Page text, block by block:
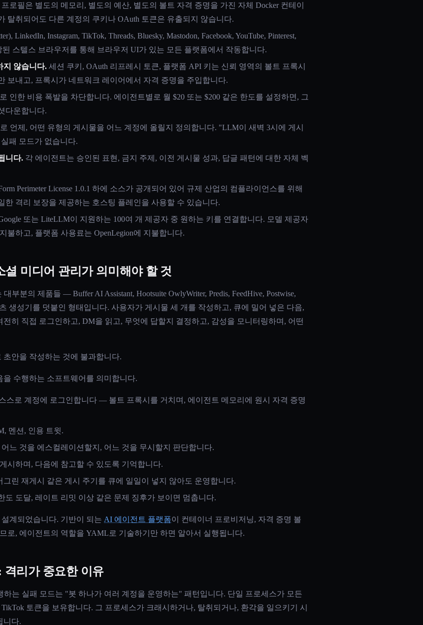
로필은 별도의 메모리, 별도의 예산, 별도의 볼트 자격 증명을 가진 자체 Docker 컨테이
탈취되어도 다른 계정의 쿠키나 OAuth 토큰은 유출되지 않습니다.
LinkedIn, Instagram, TikTok, Threads, Bluesky, Mastodon, Facebook, YouTube, Pinterest,
스텔스 브라우저를 통해 브라우저 UI가 있는 모든 플랫폼에서 작동합니다.
지 않습니다. 세션 쿠키, OAuth 리프레시 토큰, 플랫폼 API 키는 신뢰 영역의 볼트 프록시
보내고, 프록시가 네트워크 레이어에서 자격 증명을 주입합니다.
인한 비용 폭발을 차단합니다. 에이전트별로 월 $20 또는 $200 같은 한도를 설정하면, 그
다운합니다.
언제, 어떤 유형의 게시물을 어느 계정에 올릴지 정의합니다. "LLM이 새벽 3시에 게시
패 모드가 없습니다.
니다. 각 에이전트는 승인된 표현, 금지 주제, 이전 게시물 성과, 답글 패턴에 대한 자체 벡
Perimeter License 1.0.1 하에 소스가 공개되어 있어 규제 산업의 컴플라이언스를 위해
한 격리 보장을 제공하는 호스팅 플레인을 사용할 수 있습니다.
또는 LiteLLM이 지원하는 100여 개 제공자 중 원하는 키를 연결합니다. 모델 제공자
불하고, 플랫폼 사용료는 OpenLegion에 지불합니다.
미디어 관리가 의미해야 할 것
부분의 제품들 — Buffer AI Assistant, Hootsuite OwlyWriter, Predis, FeedHive, Postwise,
생성기를 덧붙인 형태입니다. 사용자가 게시물 세 개를 작성하고, 큐에 밀어 넣은 다음,
히 직접 로그인하고, DM을 읽고, 무엇에 답할지 결정하고, 감성을 모니터링하며, 어떤
안을 작성하는 것에 불과합니다.
수행하는 소프트웨어를 의미합니다.
스로 계정에 로그인합니다 — 볼트 프록시를 거치며, 에이전트 메모리에 원시 자격 증명
멘션, 인용 트윗.
느 것을 에스컬레이션할지, 어느 것을 무시할지 판단합니다.
시하며, 다음에 참고할 수 있도록 기억합니다.
린 재게시 같은 게시 주기를 큐에 일일이 넣지 않아도 운영합니다.
도 도달, 레이트 리밋 이상 같은 문제 징후가 보이면 멈춥니다.
계되었습니다. 기반이 되는 AI 에이전트 플랫폼이 컨테이너 프로비저닝, 자격 증명 볼
로, 에이전트의 역할을 YAML로 기술하기만 하면 알아서 실행됩니다.
격리가 중요한 이유
는 실패 모드는 "봇 하나가 여러 계정을 운영하는" 패턴입니다. 단일 프로세스가 모든
TikTok 토큰을 보유합니다. 그 프로세스가 크래시하거나, 탈취되거나, 환각을 일으키기 시
니다.